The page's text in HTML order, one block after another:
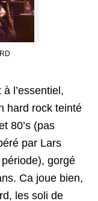
l’essentiel,
hard rock teinté
80’s (pas
par Lars
gorgé
Ca joue bien,
les soli de